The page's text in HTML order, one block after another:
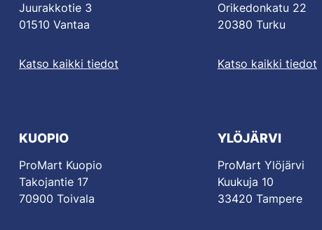
Juurakkotie 3
01510 Vantaa
Katso kaikki tiedot
Orikedonkatu 22
20380 Turku
Katso kaikki tiedot
KUOPIO
ProMart Kuopio
Takojantie 17
70900 Toivala
YLÖJÄRVI
ProMart Ylöjärvi
Kuukuja 10
33420 Tampere